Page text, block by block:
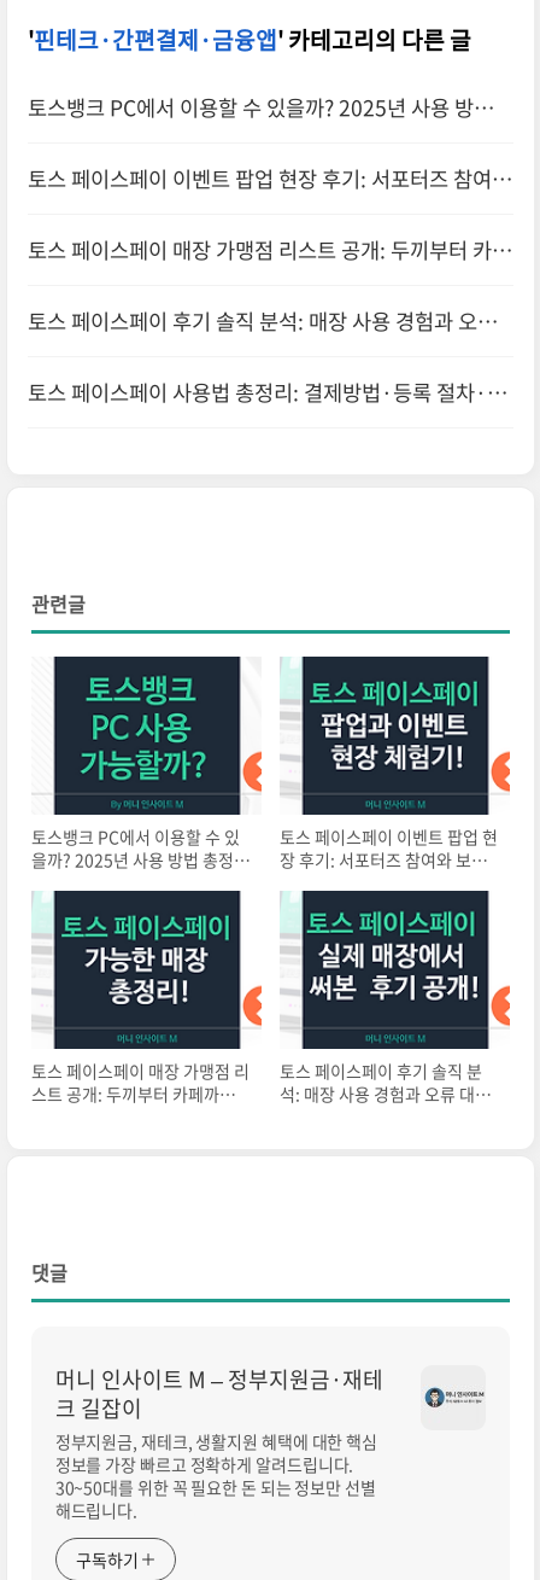
'핀테크·간편결제·금융앱' 카테고리의 다른 글
토스뱅크 PC에서 이용할 수 있을까? 2025년 사용 방법
토스 페이스페이 이벤트 팝업 현장 후기: 서포터즈 참여와
토스 페이스페이 매장 가맹점 리스트 공개: 두끼부터 카페
토스 페이스페이 후기 솔직 분석: 매장 사용 경험과 오류
토스 페이스페이 사용법 총정리: 결제방법·등록 절차·보
관련글
토스뱅크 PC에서 이용할 수 있
을까? 2025년 사용 방법 총정
토스 페이스페이 이벤트 팝업 현
장 후기: 서포터즈 참여와 보안
토스 페이스페이 매장 가맹점 리
스트 공개: 두끼부터 카페까지
토스 페이스페이 후기 솔직 분
석: 매장 사용 경험과 오류 대처
댓글
머니 인사이트 M – 정부지원금·재테
크 길잡이
정부지원금, 재테크, 생활지원 혜택에 대한 핵심
정보를 가장 빠르고 정확하게 알려드립니다.
30~50대를 위한 꼭 필요한 돈 되는 정보만 선별
해드립니다.
구독하기